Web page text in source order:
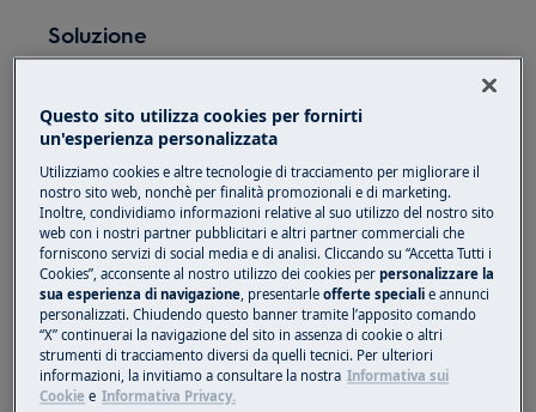
Soluzione
Il display dell'asciugatrice visualizza durate
L'attuale durata del programma differisce
da quella indicata nel manuale dell'utente.
Vale per:
Asciugatrice a pompa di calore
Soluzione:
1. L'apparecchiatura funziona correttamente.
Questo sito utilizza cookies per fornirti
un'esperienza personalizzata
Utilizziamo cookies e altre tecnologie di tracciamento per migliorare il
nostro sito web, nonchè per finalità promozionali e di marketing.
Inoltre, condividiamo informazioni relative al suo utilizzo del nostro sito
web con i nostri partner pubblicitari e altri partner commerciali che
forniscono servizi di social media e di analisi. Cliccando su “Accetta Tutti i
Cookies”, acconsente al nostro utilizzo dei cookies perpersonalizzare la
sua esperienza di navigazione, presentarleofferte speciali e annunci
personalizzati. Chiudendo questo banner tramite l’apposito comando
“X” continuerai la navigazione del sito in assenza di cookie o altri
strumenti di tracciamento diversi da quelli tecnici. Per ulteriori
informazioni, la invitiamo a consultare la nostra Informativa sui
Cookie e Informativa Privacy.